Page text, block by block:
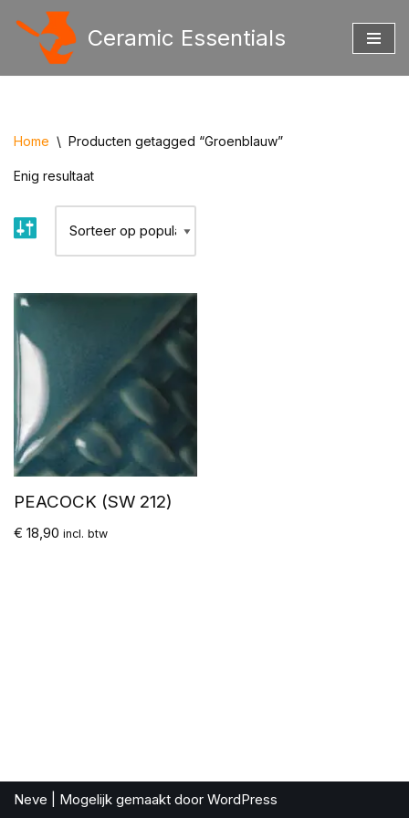
Ceramic Essentials
Home \ Producten getagged “Groenblauw”
Enig resultaat
PEACOCK (SW 212)
€ 18,90 incl. btw
Neve | Mogelijk gemaakt door WordPress